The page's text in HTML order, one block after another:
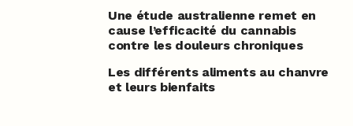
Une étude australienne remet en
cause l’efficacité du cannabis
contre les douleurs chroniques
Les différents aliments au chanvre
et leurs bienfaits